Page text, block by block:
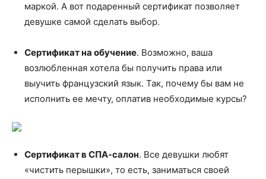
маркой. А вот подаренный сертификат позволяет
девушке самой сделать выбор.
Сертификат на обучение. Возможно, ваша
возлюбленная хотела бы получить права или
выучить французский язык. Так, почему бы вам не
исполнить ее мечту, оплатив необходимые курсы?
Сертификат в СПА-салон. Все девушки любят
«чистить перышки», то есть, заниматься своей